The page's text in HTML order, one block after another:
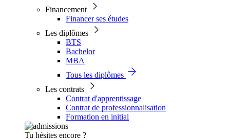
Financement
Financer ses études
Les diplômes
BTS
Bachelor
MBA
Tous les diplômes
Les contrats
Contrat d'apprentissage
Contrat de professionnalisation
Formation en initial
Tu hésites encore ?